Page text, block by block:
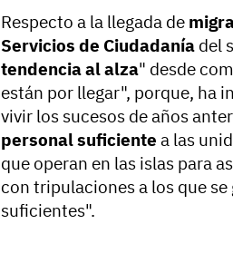
Respecto a la llegada de
Servicios de Ciudadanía del
tendencia al alza" desde
están por llegar", porque, ha
vivir los sucesos de años
personal suficiente a las
que operan en las islas para
con tripulaciones a los que
suficientes".